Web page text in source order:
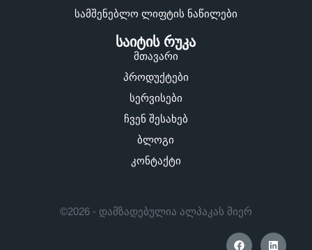
სამშენებლო ლიფტის ნაწილები
საიტის რუკა
მთავარი
პროდუქტები
სერვისები
ჩვენ შესახებ
ბლოგი
კონტაქტი
©2026 - დამზადებულია ალპაკას მიერ